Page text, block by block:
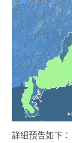
詳細預告如下：